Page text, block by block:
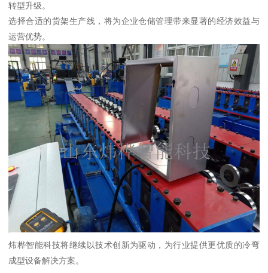
转型升级。
选择合适的货架生产线，将为企业仓储管理带来显著的经济效益与
运营优势。
炜桦智能科技将继续以技术创新为驱动，为行业提供更优质的冷弯
成型设备解决方案。